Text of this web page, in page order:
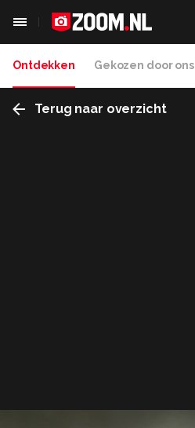
Ontdekken Gekozen door ons
Terug naar overzicht